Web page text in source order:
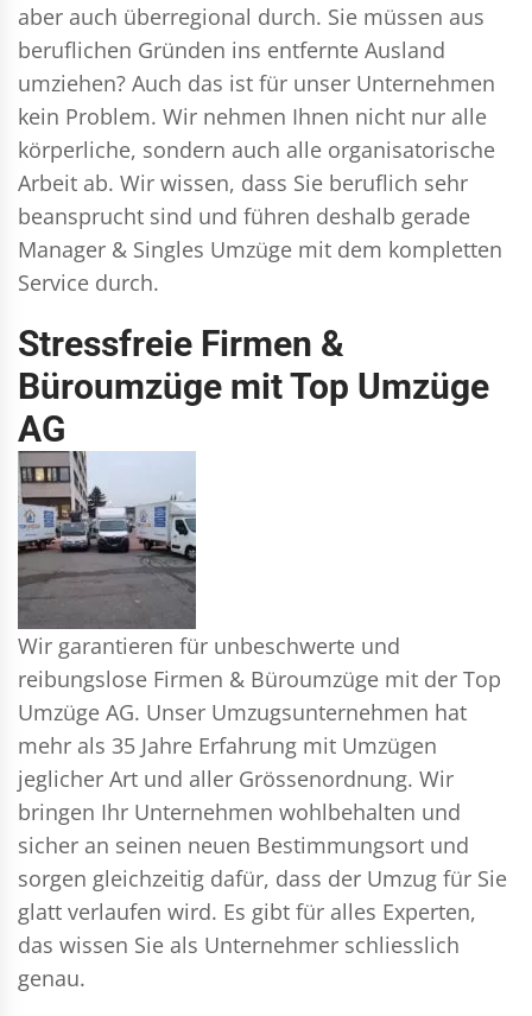
aber auch überregional durch. Sie müssen aus
beruflichen Gründen ins entfernte Ausland
umziehen? Auch das ist für unser Unternehmen
kein Problem. Wir nehmen Ihnen nicht nur alle
körperliche, sondern auch alle organisatorische
Arbeit ab. Wir wissen, dass Sie beruflich sehr
beansprucht sind und führen deshalb gerade
Manager & Singles Umzüge mit dem kompletten
Service durch.
Stressfreie Firmen &
Büroumzüge mit Top Umzüge
AG
Wir garantieren für unbeschwerte und
reibungslose Firmen & Büroumzüge mit der Top
Umzüge AG. Unser Umzugsunternehmen hat
mehr als 35 Jahre Erfahrung mit Umzügen
jeglicher Art und aller Grössenordnung. Wir
bringen Ihr Unternehmen wohlbehalten und
sicher an seinen neuen Bestimmungsort und
sorgen gleichzeitig dafür, dass der Umzug für Sie
glatt verlaufen wird. Es gibt für alles Experten,
das wissen Sie als Unternehmer schliesslich
genau.